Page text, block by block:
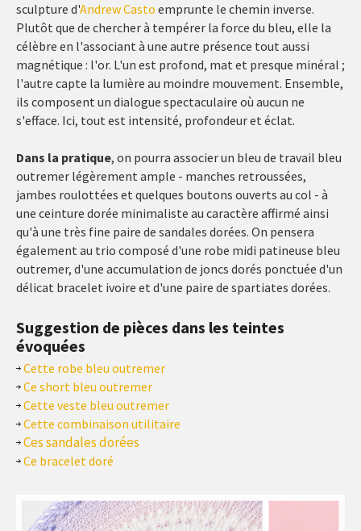
sculpture d'Andrew Casto emprunte le chemin inverse.
Plutôt que de chercher à tempérer la force du bleu, elle la
célèbre en l'associant à une autre présence tout aussi
magnétique : l'or. L'un est profond, mat et presque minéral ;
l'autre capte la lumière au moindre mouvement. Ensemble,
ils composent un dialogue spectaculaire où aucun ne
s'efface. Ici, tout est intensité, profondeur et éclat.
Dans la pratique, on pourra associer un bleu de travail bleu
outremer légèrement ample - manches retroussées,
jambes roulottées et quelques boutons ouverts au col - à
une ceinture dorée minimaliste au caractère affirmé ainsi
qu'à une très fine paire de sandales dorées. On pensera
également au trio composé d'une robe midi patineuse bleu
outremer, d'une accumulation de joncs dorés ponctuée d'un
délicat bracelet ivoire et d'une paire de spartiates dorées.
Suggestion de pièces dans les teintes
évoquées
Cette robe bleu outremer
Ce short bleu outremer
Cette veste bleu outremer
Cette combinaison utilitaire
Ces sandales dorées
Ce bracelet doré